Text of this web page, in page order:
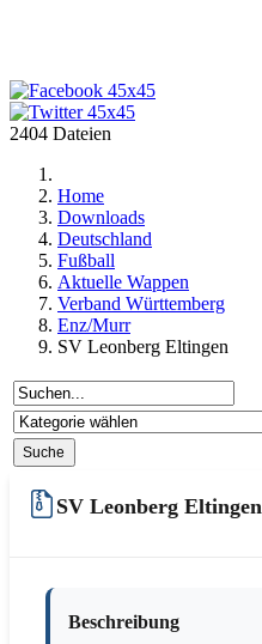
2404 Dateien
Home
Downloads
Deutschland
Fußball
Aktuelle Wappen
Verband Württemberg
Enz/Murr
SV Leonberg Eltingen
SV Leonberg Eltingen
Beschreibung